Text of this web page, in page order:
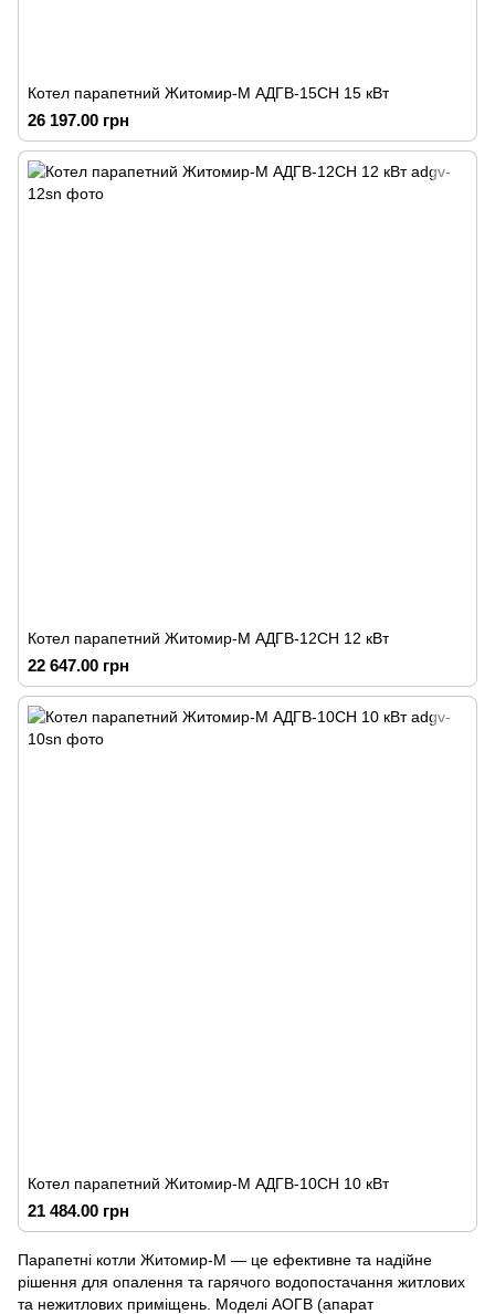
Котел парапетний Житомир-М АДГВ-15СН 15 кВт
26 197.00 грн
Котел парапетний Житомир-М АДГВ-12СН 12 кВт
22 647.00 грн
Котел парапетний Житомир-М АДГВ-10СН 10 кВт
21 484.00 грн
Парапетні котли Житомир-М — це ефективне та надійне
рішення для опалення та гарячого водопостачання житлових
та нежитлових приміщень. Моделі АОГВ (апарат